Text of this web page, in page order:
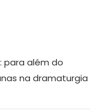
para além do
na dramaturgia